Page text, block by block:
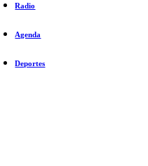
Radio
Agenda
Deportes